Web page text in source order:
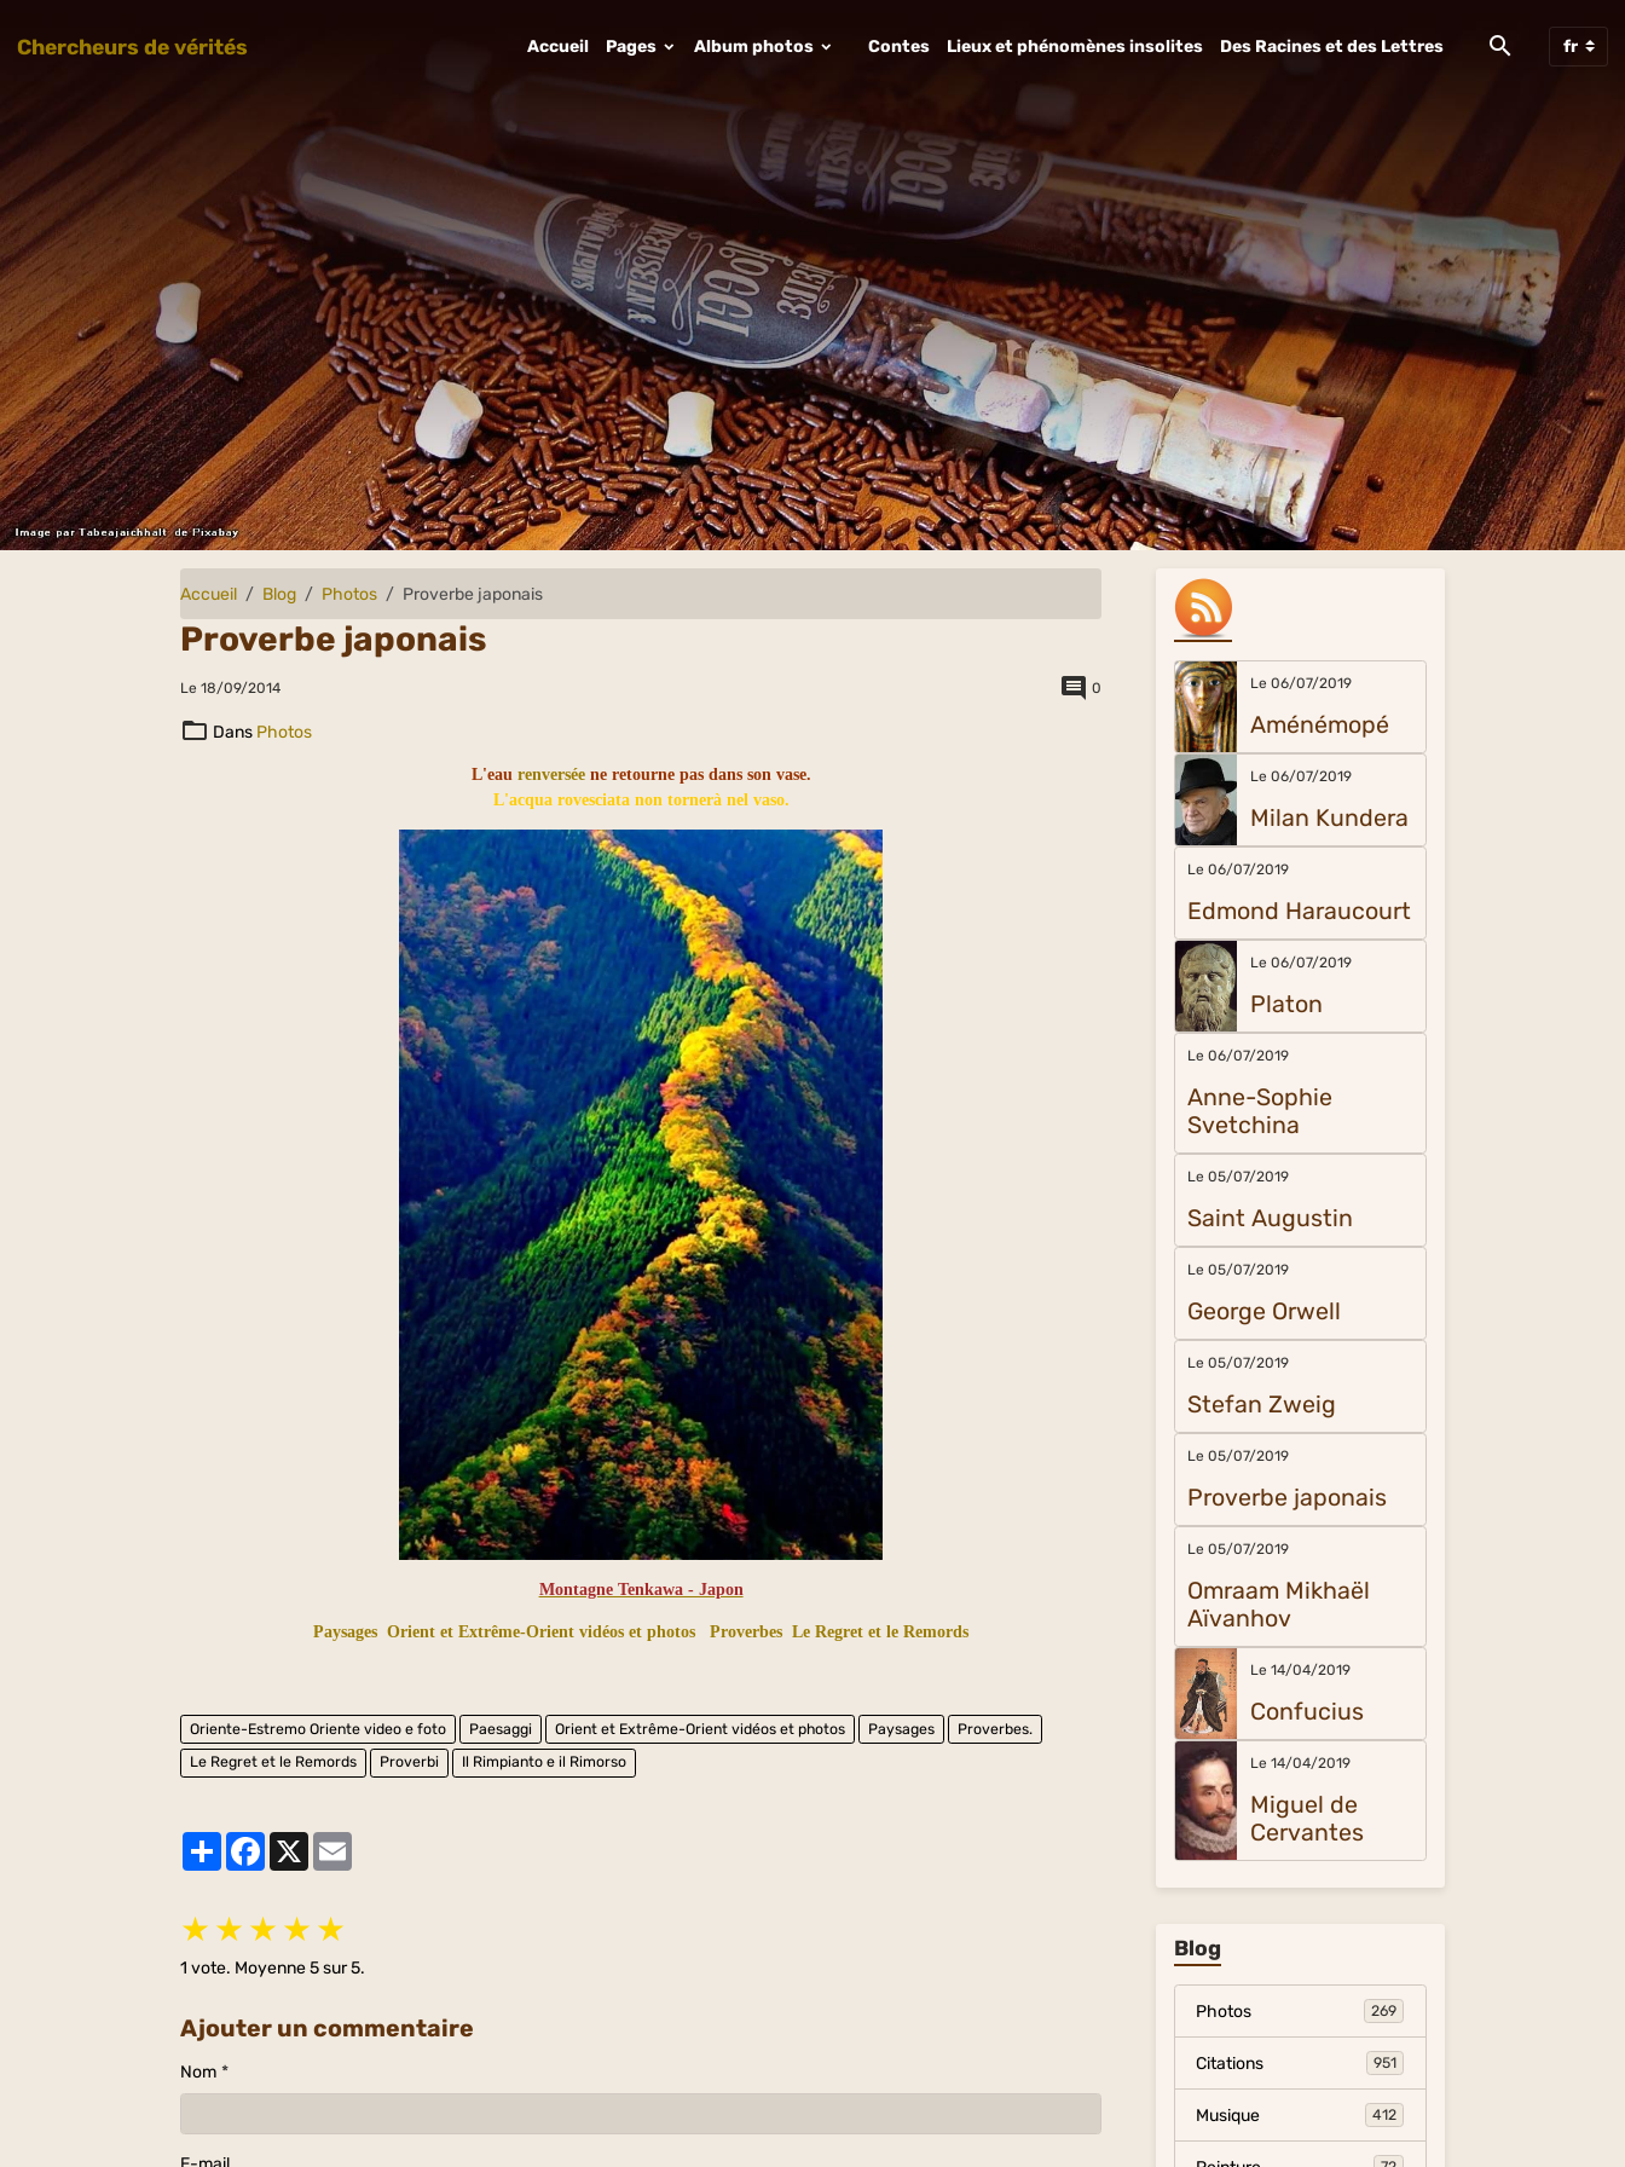
Chercheurs de vérités Accueil Pages Album photos Contes Lieux et phénomènes insolites Des Racines et des Lettres
Accueil Blog Photos Proverbe japonais
Proverbe japonais
Le 18/09/2014 0
Dans Photos
L'eau renverséene retourne pas dans son vase.
L'acqua rovesciata non tornerà nel vaso.
Montagne Tenkawa - Japon
Paysages Orient et Extrême-Orient vidéos et photos Proverbes Le Regret et le Remords
Oriente-Estremo Oriente video e foto Paesaggi Orient et Extrême-Orient vidéos et photos Paysages
Proverbes.
Le Regret et le Remords
Proverbi Il Rimpianto e il Rimorso
PartagerFacebook
X
★ ★ ★ ★ ★
1 vote. Moyenne5sur 5.
Ajouter un commentaire
Nom
Le 06/07/2019
Aménémopé
Le 06/07/2019
Milan Kundera
Le 06/07/2019
Edmond Haraucourt
Le 06/07/2019
Platon
Le 06/07/2019
Anne-Sophie
Svetchina
Le 05/07/2019
Saint Augustin
Le 05/07/2019
George Orwell
Le 05/07/2019
Stefan Zweig
Le 05/07/2019
Proverbe japonais
Le 05/07/2019
Omraam Mikhaël
Aïvanhov
Le 14/04/2019
Confucius
Le 14/04/2019
Miguel de
Cervantes
Blog
Photos 269
Citations 951
Musique 412